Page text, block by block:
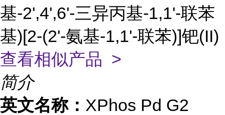
基-2',4',6'-三异丙基-1,1'-联苯
基)[2-(2'-氨基-1,1'-联苯)]钯(II)
查看相似产品 >
简介
英文名称： XPhos Pd G2